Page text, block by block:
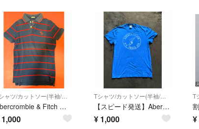
Tシャツ/カットソー(半袖/袖なし)
Abercrombie & Fitch アバクロ ボーダーポロシャツ Sサイズ
1,000
Tシャツ/カットソー(半袖/袖なし)
【スピード発送】Abercrombie & Fitch Tシャツ Sサイズ
¥ 1,000 ¥